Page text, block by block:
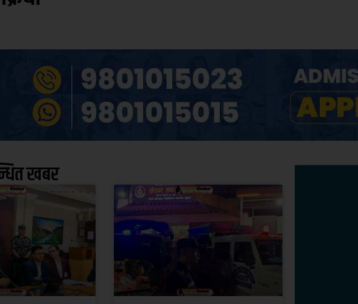
खबर